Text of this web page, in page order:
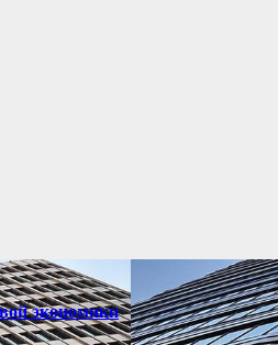
экономики